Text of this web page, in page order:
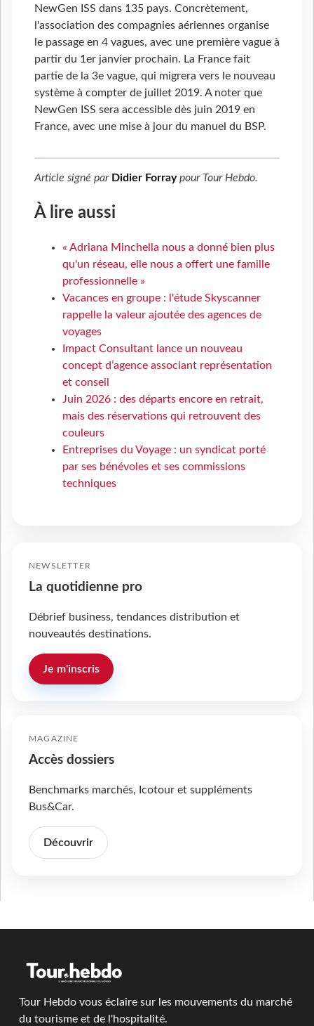
NewGen ISS dans 135 pays. Concrètement,
l'association des compagnies aériennes organise
le passage en 4 vagues, avec une première vague à
partir du 1er janvier prochain. La France fait
partie de la 3e vague, qui migrera vers le nouveau
système à compter de juillet 2019. A noter que
NewGen ISS sera accessible dès juin 2019 en
France, avec une mise à jour du manuel du BSP.
Article signé par Didier Forraypour Tour Hebdo.
À lire aussi
« Adriana Minchella nous a donné bien plus
qu'un réseau, elle nous a offert une famille
professionnelle »
Vacances en groupe : l'étude Skyscanner
rappelle la valeur ajoutée des agences de
voyages
Impact Consultant lance un nouveau
concept d’agence associant représentation
et conseil
Juin 2026 : des départs encore en retrait,
mais des réservations qui retrouvent des
couleurs
Entreprises du Voyage : un syndicat porté
par ses bénévoles et ses commissions
techniques
NEWSLETTER
La quotidienne pro
Débrief business, tendances distribution et
nouveautés destinations.
Je m'inscris
MAGAZINE
Accès dossiers
Benchmarks marchés, Icotour et suppléments
Bus&Car.
Découvrir
Tour Hebdo vous éclaire sur les mouvements du marché
du tourisme et de l'hospitalité.